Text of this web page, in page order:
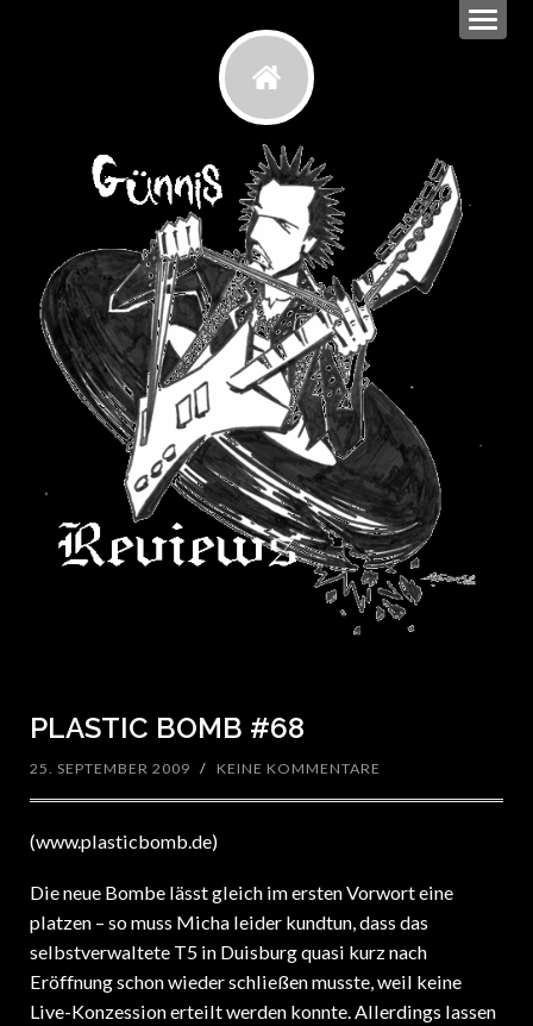
PLASTIC BOMB #68
25. SEPTEMBER 2009 / KEINE KOMMENTARE
(www.plasticbomb.de)
Die neue Bombe lässt gleich im ersten Vorwort eine
platzen – so muss Micha leider kundtun, dass das
selbstverwaltete T5 in Duisburg quasi kurz nach
Eröffnung schon wieder schließen musste, weil keine
Live-Konzession erteilt werden konnte. Allerdings lassen